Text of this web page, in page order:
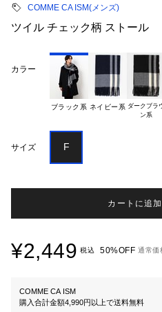
COMME CA ISM(メンズ)
ツイル チェック柄 ストール
カラー
ブラック系 ネイビー系 ダークブラ
サイズ F
カートに追加
¥2,449 税込 50%OFF 通常価
COMME CA ISM
購入合計金額4,990円以上で送料無料